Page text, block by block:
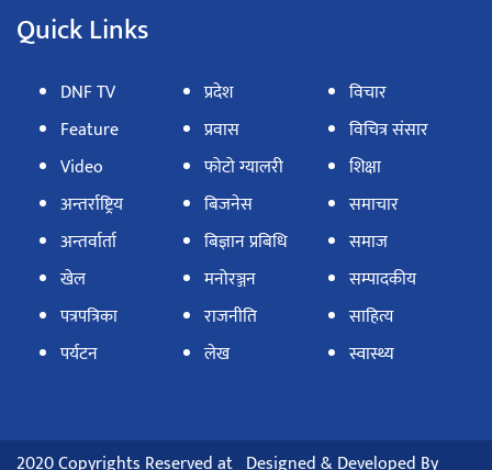
Quick Links
DNF TV
Feature
Video
अन्तर्राष्ट्रिय
अन्तर्वार्ता
खेल
पत्रपत्रिका
पर्यटन
प्रदेश
प्रवास
फोटो ग्यालरी
बिजनेस
बिज्ञान प्रबिधि
मनोरञ्जन
राजनीति
लेख
विचार
विचित्र संसार
शिक्षा
समाचार
समाज
सम्पादकीय
साहित्य
स्वास्थ्य
2020 Copyrights Reserved at Designed & Developed By